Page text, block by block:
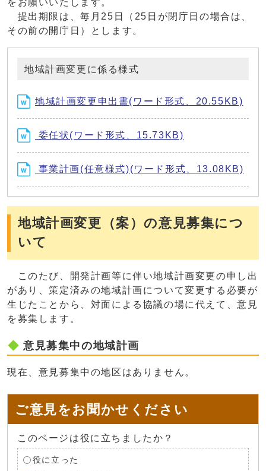
をお願いいたします。
提出期限は、毎月25日（25日が閉庁日の場合は、
その前の開庁日）とします。
地域計画変更に係る様式
地域計画変更申出書(ワード形式、20.55KB)
委任状(ワード形式、15.73KB)
事業計画(任意様式)(ワード形式、13.08KB)
地域計画変更（案）の意見募集につ
いて
このたび、開発計画等に伴い地域計画変更の申し出
があり、策定済みの地域計画について変更する必要が
生じたことから、対面による協議の場に代えて、意見
を募集します。
意見募集中の地域計画
現在、意見募集中の地区はありません。
ご意見をお聞かせください
このページは役に立ちましたか？
役に立った